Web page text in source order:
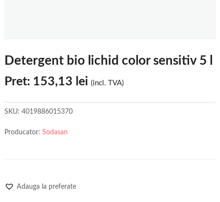
Detergent bio lichid color sensitiv 5 l
Pret: 153,13 lei (incl. TVA)
SKU: 4019886015370
Producator: Sodasan
Adauga la preferate